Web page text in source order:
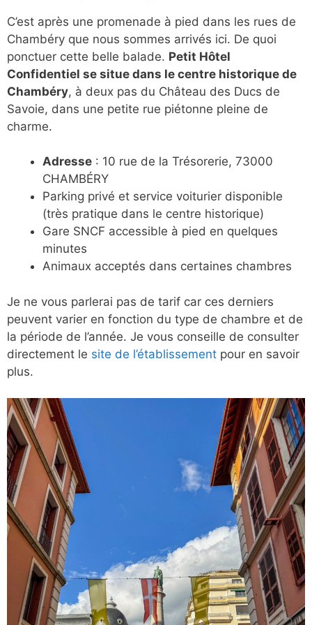
C’est après une promenade à pied dans les rues de
Chambéry que nous sommes arrivés ici. De quoi
ponctuer cette belle balade. Petit Hôtel
Confidentiel se situe dans le centre historique de
Chambéry, à deux pas du Château des Ducs de
Savoie, dans une petite rue piétonne pleine de
charme.
Adresse : 10 rue de la Trésorerie, 73000
CHAMBÉRY
Parking privé et service voiturier disponible
(très pratique dans le centre historique)
Gare SNCF accessible à pied en quelques
minutes
Animaux acceptés dans certaines chambres
Je ne vous parlerai pas de tarif car ces derniers
peuvent varier en fonction du type de chambre et de
la période de l’année. Je vous conseille de consulter
directement le site de l’établissement pour en savoir
plus.